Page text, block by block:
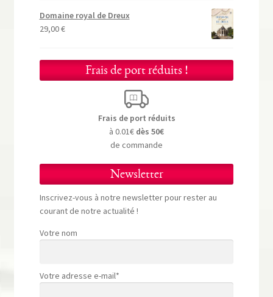
Domaine royal de Dreux
29,00€
Frais de port réduits !
Frais de port réduits
à 0.01€ dès 50€
de commande
Newsletter
Inscrivez-vous à notre newsletter pour rester au
courant de notre actualité !
Votre nom
Votre adresse e-mail*